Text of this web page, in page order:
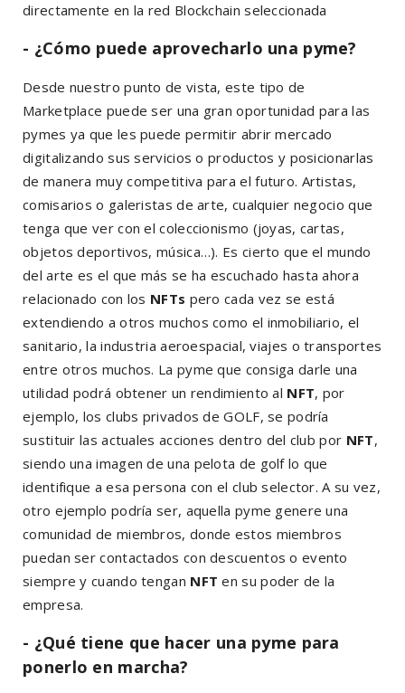
directamente en la red Blockchain seleccionada
- ¿Cómo puede aprovecharlo una pyme?
Desde nuestro punto de vista, este tipo de
Marketplace puede ser una gran oportunidad para las
pymes ya que les puede permitir abrir mercado
digitalizando sus servicios o productos y posicionarlas
de manera muy competitiva para el futuro. Artistas,
comisarios o galeristas de arte, cualquier negocio que
tenga que ver con el coleccionismo (joyas, cartas,
objetos deportivos, música…). Es cierto que el mundo
del arte es el que más se ha escuchado hasta ahora
relacionado con los NFTs pero cada vez se está
extendiendo a otros muchos como el inmobiliario, el
sanitario, la industria aeroespacial, viajes o transportes
entre otros muchos. La pyme que consiga darle una
utilidad podrá obtener un rendimiento al NFT, por
ejemplo, los clubs privados de GOLF, se podría
sustituir las actuales acciones dentro del club por NFT,
siendo una imagen de una pelota de golf lo que
identifique a esa persona con el club selector. A su vez,
otro ejemplo podría ser, aquella pyme genere una
comunidad de miembros, donde estos miembros
puedan ser contactados con descuentos o evento
siempre y cuando tengan NFTen su poder de la
empresa.
- ¿Qué tiene que hacer una pyme para
ponerlo en marcha?